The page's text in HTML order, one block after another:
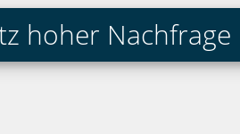
hoher Nachfrage